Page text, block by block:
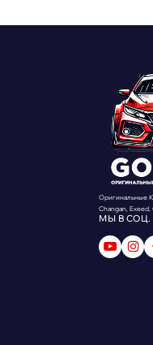
Оригинальные
Changan,
МЫ В СОЦ.